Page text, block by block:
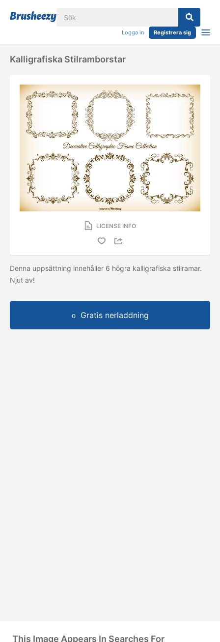
Logga in Registrera sig
Kalligrafiska Stilramborstar
LICENSE INFO
Denna uppsättning innehåller 6 högra kalligrafiska stilramar.
Njut av!
Gratis nerladdning
This Image Appears In Searches For